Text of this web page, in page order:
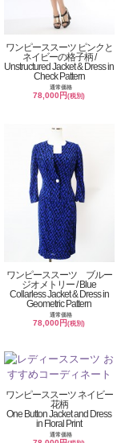
ワンピーススーツ ピンクと
ネイビーの格子柄 /
Unstructured Jacket & Dress in
Check Pattern
通常価格
78,000円(税別)
ワンピーススーツ ブルー
ジオメトリー / Blue
Collarless Jacket & Dress in
Geometric Pattern
通常価格
78,000円(税別)
ワンピーススーツ ネイビー
花柄
One Button Jacket and Dress
in Floral Print
通常価格